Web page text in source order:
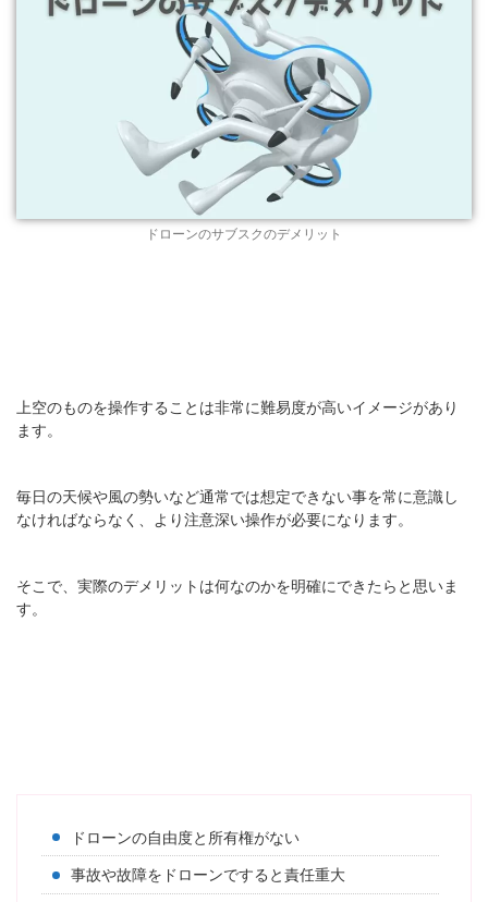
ドローンのサブスクのデメリット
上空のものを操作することは非常に難易度が高いイメージがあり
ます。
毎日の天候や風の勢いなど通常では想定できない事を常に意識し
なければならなく、より注意深い操作が必要になります。
そこで、実際のデメリットは何なのかを明確にできたらと思いま
す。
ドローンの自由度と所有権がない
事故や故障をドローンですると責任重大